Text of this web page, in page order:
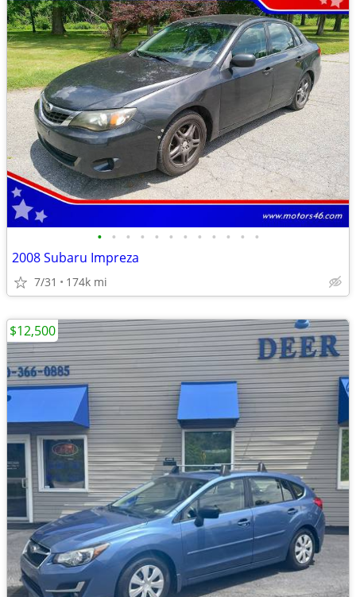
• • • • • • • • • • • •
2008 Subaru Impreza
7/31 174k mi
$12,500